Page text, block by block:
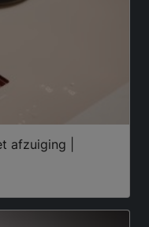
afzuiging |